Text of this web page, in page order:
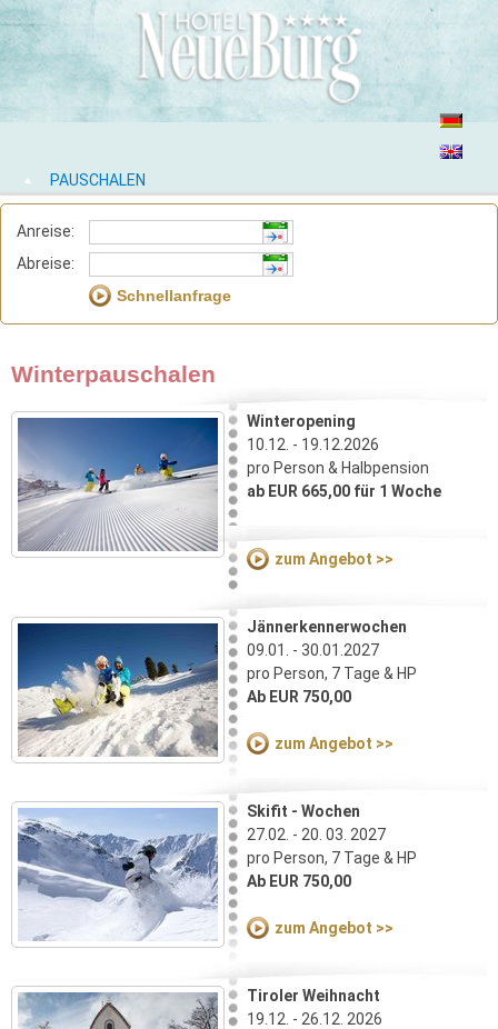
PAUSCHALEN
Anreise:
Abreise:
Winterpauschalen
Winteropening
10.12. - 19.12.2026
pro Person & Halbpension
ab EUR 665,00 für 1 Woche
zum Angebot >>
Jännerkennerwochen
09.01. - 30.01.2027
pro Person, 7 Tage & HP
Ab EUR 750,00
zum Angebot >>
Skifit - Wochen
27.02. - 20. 03. 2027
pro Person, 7 Tage & HP
Ab EUR 750,00
zum Angebot >>
Tiroler Weihnacht
19.12. - 26.12. 2026